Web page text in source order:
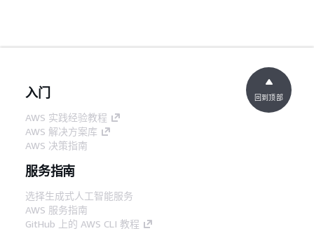
入门
AWS 实践经验教程
AWS 解决方案库
AWS 决策指南
服务指南
选择生成式人工智能服务
AWS 服务指南
GitHub 上的 AWS CLI 教程
回到顶部